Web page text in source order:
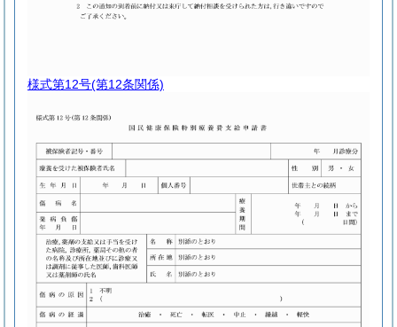
様式第12号(第12条関係)